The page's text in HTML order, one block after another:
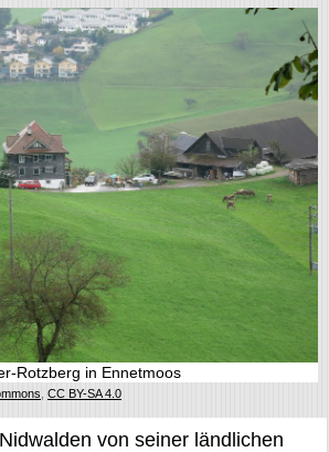
Rotzberg in Ennetmoos
CC BY-SA 4.0
von seiner ländlichen